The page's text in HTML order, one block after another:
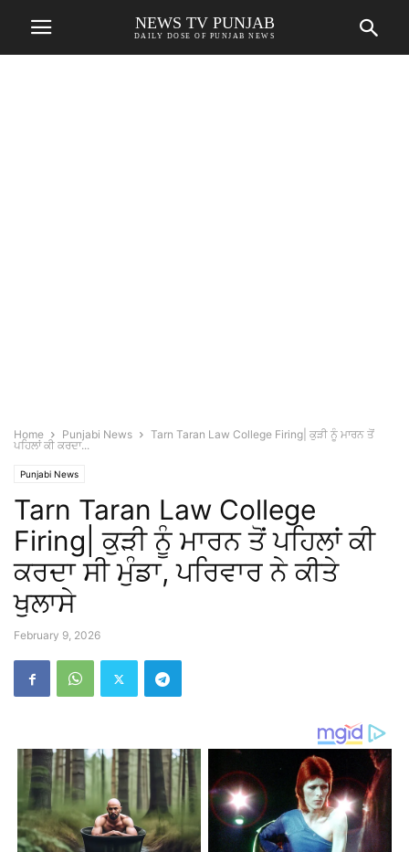
NEWS TV PUNJAB
DAILY DOSE OF PUNJAB NEWS
Home Punjabi News
Tarn Taran Law College Firing| ਕੁੜੀ ਨੂੰ ਮਾਰਨ ਤੋਂ
ਪਹਿਲਾਂ ਕੀ ਕਰਦਾ...
Punjabi News
Tarn Taran Law College
Firing| ਕੁੜੀ ਨੂੰ ਮਾਰਨ ਤੋਂ ਪਹਿਲਾਂ ਕੀ
ਕਰਦਾ ਸੀ ਮੁੰਡਾ, ਪਰਿਵਾਰ ਨੇ ਕੀਤੇ
ਖੁਲਾਸੇ
February 9, 2026